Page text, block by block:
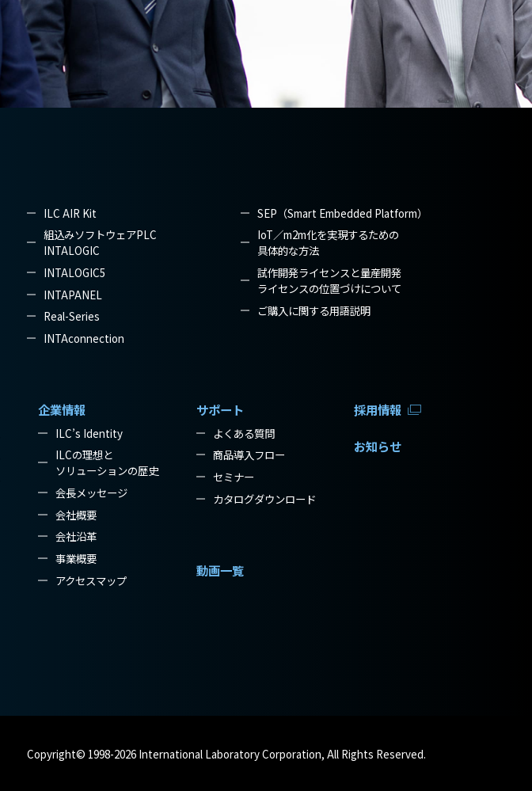
ILC AIR Kit
組込みソフトウェアPLC
INTALOGIC
INTALOGIC5
INTAPANEL
Real-Series
INTAconnection
SEP（Smart Embedded Platform）
IoT／m2m化を実現するための
具体的な方法
試作開発ライセンスと量産開発
ライセンスの位置づけについて
ご購入に関する用語説明
企業情報
ILC’s Identity
ILCの理想と
ソリューションの歴史
会長メッセージ
会社概要
会社沿革
事業概要
アクセスマップ
サポート
よくある質問
商品導入フロー
セミナー
カタログダウンロード
動画一覧
採用情報
お知らせ
Copyright© 1998-2026 International Laboratory Corporation, All Rights Reserved.